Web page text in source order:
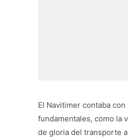
El Navitimer contaba
fundamentales, como la
de gloria del transporte